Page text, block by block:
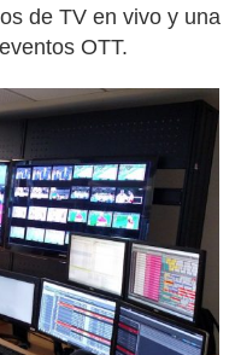
de TV en vivo y una
OTT.